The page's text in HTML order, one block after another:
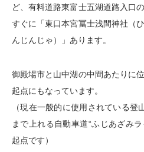
ど、有料道路東富士五湖道路入口
すぐに「東口本宮冨士浅間神社（
んじんじゃ）」あります。
御殿場市と山中湖の中間あたりに
起点にもなっています。
（現在一般的に使用されている登
まで上れる自動車道“ふじあざみ
起点です）